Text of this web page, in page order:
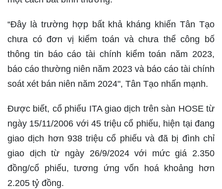
“Đây là trường hợp bất khả kháng khiến Tân Tạo
chưa có đơn vị kiểm toán và chưa thể công bố
thông tin báo cáo tài chính kiểm toán năm 2023,
báo cáo thường niên năm 2023 và báo cáo tài chính
soát xét bán niên năm 2024", Tân Tạo nhấn mạnh.
Được biết, cổ phiếu ITA giao dịch trên sàn HOSE từ
ngày 15/11/2006 với 45 triệu cổ phiếu, hiện tại đang
giao dịch hơn 938 triệu cổ phiếu và đã bị đình chỉ
giao dịch từ ngày 26/9/2024 với mức giá 2.350
đồng/cổ phiếu, tương ứng vốn hoá khoảng hơn
2.205 tỷ đồng.